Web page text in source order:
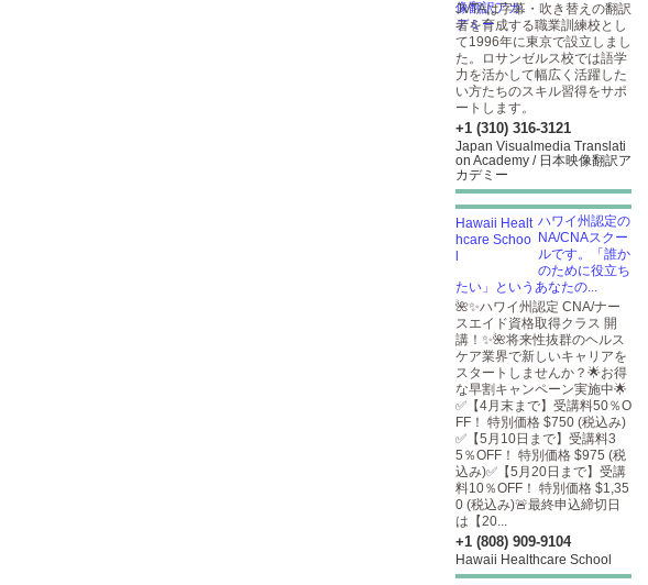
JVTAは字幕・吹き替えの翻訳
者を育成する職業訓練校とし
て1996年に東京で設立しまし
た。ロサンゼルス校では語学
力を活かして幅広く活躍した
い方たちのスキル習得をサポ
ートします。
+1 (310) 316-3121
Japan Visualmedia Translati
on Academy / 日本映像翻訳ア
カデミー
ハワイ州認定の
NA/CNAスクー
ルです。「誰か
のために役立ち
たい」というあなたの...
🌺✨ハワイ州認定 CNA/ナー
スエイド資格取得クラス 開
講！✨🌺将来性抜群のヘルス
ケア業界で新しいキャリアを
スタートしませんか？🌟お得
な早割キャンペーン実施中🌟
✅【4月末まで】受講料50％O
FF！ 特別価格 $750 (税込み)
✅【5月10日まで】受講料3
5％OFF！ 特別価格 $975 (税
込み)✅【5月20日まで】受講
料10％OFF！ 特別価格 $1,35
0 (税込み)🚨最終申込締切日
は【20...
+1 (808) 909-9104
Hawaii Healthcare School